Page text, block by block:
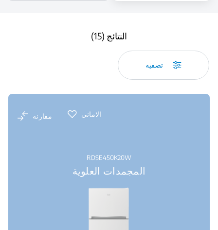
النتائج (15)
تصفيه
الاماني مقارنه
RDSE450K20W
المجمدات العلوية